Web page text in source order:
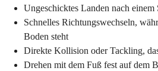
Ungeschicktes Landen nach einem
Schnelles Richtungswechseln,
Boden steht
Direkte Kollision oder Tackling,
Drehen mit dem Fuß fest auf dem